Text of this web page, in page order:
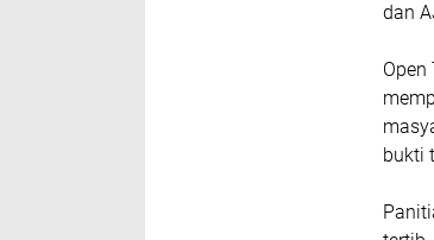
dan
Open
bukti